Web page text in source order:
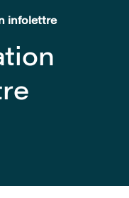
infolettre